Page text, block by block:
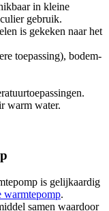
in kleine
gebruik.
is gekeken naar het
toepassing), bodem-
warm water.
is gelijkaardig
warmtepomp.
samen waardoor